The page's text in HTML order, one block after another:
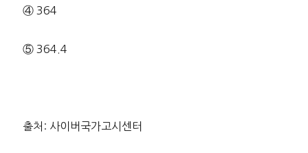
④ 364
⑤ 364.4
출처: 사이버국가고시센터